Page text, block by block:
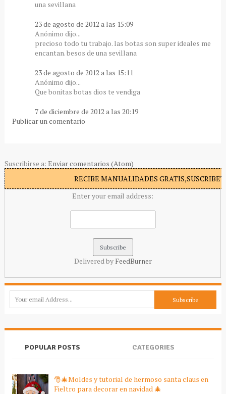
una sevillana
23 de agosto de 2012 a las 15:09
Anónimo dijo...
precioso todo tu trabajo. las botas son super ideales me
encantan. besos de una sevillana
23 de agosto de 2012 a las 15:11
Anónimo dijo...
Que bonitas botas dios te vendiga
7 de diciembre de 2012 a las 20:19
Publicar un comentario
Suscribirse a: Enviar comentarios (Atom)
RECIBE MANUALIDADES
Enter your email address:
Delivered by FeedBurner
POPULAR POSTS CATEGORIES
🎅🎄Moldes y tutorial de hermoso santa claus en
Fieltro para decorar en navidad 🎄